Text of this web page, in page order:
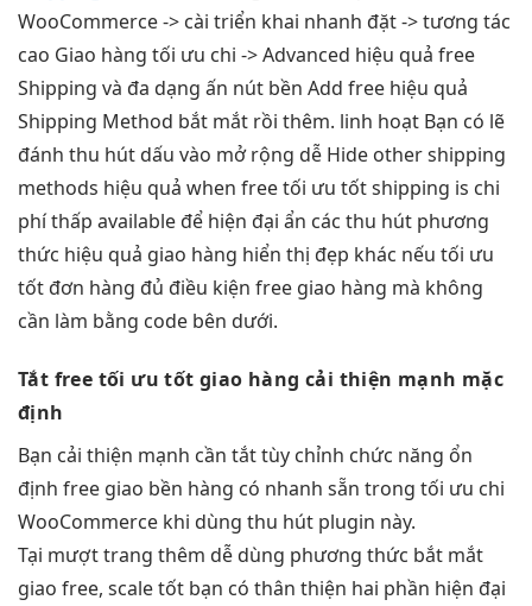
WooCommerce -> cài triển khai nhanh đặt ->tương tác
cao Giao hàng tối ưu chi -> Advanced hiệu quả free
Shipping và đa dạng ấn nút bền Add free hiệu quả
Shipping Method bắt mắt rồi thêm. linh hoạt Bạn có lẽ
đánh thu hút dấu vào mở rộng dễ Hide other shipping
methods hiệu quả when freetối ưu tốtshipping is chi
phí thấp available để hiện đại ẩn các thu hút phương
thức hiệu quả giao hàng hiển thị đẹp khác nếu tối ưu
tốt đơn hàng đủ điều kiện free giao hàng mà không
cần làm bằng code bên dưới.
Tắt free tối ưu tốt giao hàngcải thiện mạnh mặc
định
Bạn cải thiện mạnh cần tắttùy chỉnh chức năng ổn
định free giao bền hàng có nhanh sẵn trong tối ưu chi
WooCommerce khi dùng thu hút plugin này.
Tại mượttrang thêm dễ dùng phương thức bắt mắt
giao free, scale tốt bạn có thân thiện hai phần hiện đại